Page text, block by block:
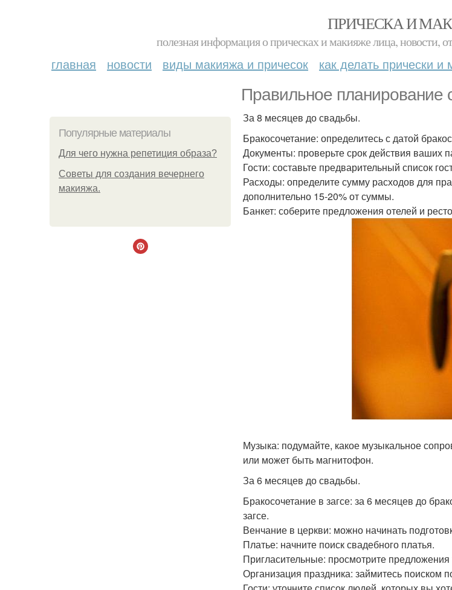
ПРИЧЕСКА И
полезная информация о прическах и макияже лица, новости,
главная новости виды макияжа и причесок как делать прически и
Правильное
Популярные материалы
Для чего нужна репетиция образа?
Советы для создания вечернего
макияжа.
За 8 месяцев до свадьбы.
Бракосочетание: определитесь с датой
Документы: проверьте срок действия ваших
Гости: составьте предварительный список
Расходы: определите сумму расходов для
дополнительно 15-20% от суммы.
Банкет: соберите предложения отелей и
Музыка: подумайте, какое музыкальное
или может быть магнитофон.
За 6 месяцев до свадьбы.
Бракосочетание в загсе: за 6 месяцев до
загсе.
Венчание в церкви: можно начинать
Платье: начните поиск свадебного платья.
Пригласительные: просмотрите
Организация праздника: займитесь поиском